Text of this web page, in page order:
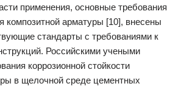
применения, основные требования
композитной арматуры [10], внесены
стандарты с требованиями к
Российскими учеными
коррозионной стойкости
в щелочной среде цементных